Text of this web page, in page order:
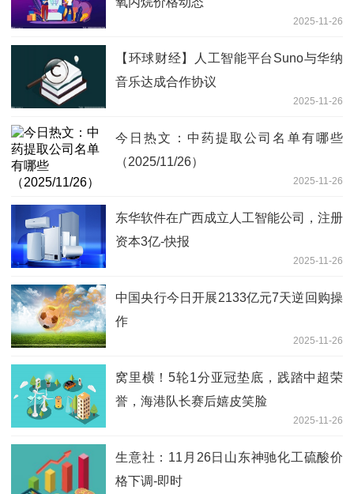
2025-11-26
【环球财经】人工智能平台Suno与华纳
音乐达成合作协议
2025-11-26
今日热文：中药提取公司名单有哪些
（2025/11/26）
2025-11-26
东华软件在广西成立人工智能公司，注册
资本3亿-快报
2025-11-26
中国央行今日开展2133亿元7天逆回购操
作
2025-11-26
窝里横！5轮1分亚冠垫底，践踏中超荣
誉，海港队长赛后嬉皮笑脸
2025-11-26
生意社：11月26日山东神驰化工硫酸价
格下调-即时